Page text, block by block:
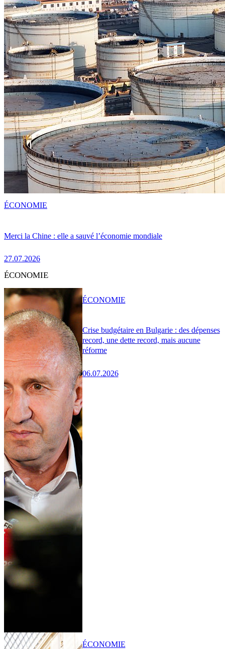
Merci la Chine : elle a sauvé l’économie mondiale
27.07.2026
ÉCONOMIE
ÉCONOMIE
Crise budgétaire en Bulgarie : des dépenses
record, une dette record, mais aucune
réforme
06.07.2026
ÉCONOMIE
ÉCONOMIE